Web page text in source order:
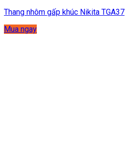
Thang nhôm gấp khúc Nikita TGA37
Mua ngay